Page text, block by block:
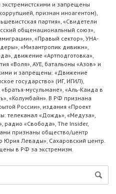
и запрещены
признан иноагентом),
партия», «Свидетели
общенациональный союз»,
«Правый сектор», УНА-
«Мизантропик дивижн»,
движение «Артподготовка»,
«Воля», АУЕ, батальоны «Азов» и
и запрещены: «Движение
государство» (ИГ, ИГИЛ),
мусульмане», «Аль-Каида в
«Колумбайн». В РФ признана
России», издания «Проект
телеканал «Дождь», «Медуза»,
радио «Свобода», The Insider,
признаны общество/центр
Юрия Левады», Сахаровский центр.
в РФ за экстремизм.